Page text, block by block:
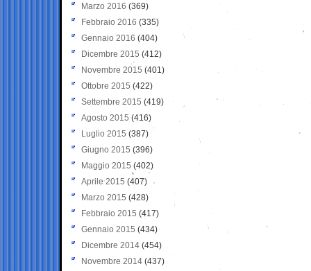
Marzo 2016 (369)
Febbraio 2016 (335)
Gennaio 2016 (404)
Dicembre 2015 (412)
Novembre 2015 (401)
Ottobre 2015 (422)
Settembre 2015 (419)
Agosto 2015 (416)
Luglio 2015 (387)
Giugno 2015 (396)
Maggio 2015 (402)
Aprile 2015 (407)
Marzo 2015 (428)
Febbraio 2015 (417)
Gennaio 2015 (434)
Dicembre 2014 (454)
Novembre 2014 (437)